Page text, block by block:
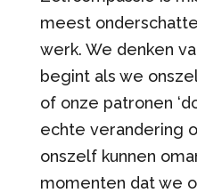
meest
werk. We denken
begint als we
of onze patronen
echte verandering
onszelf kunnen
momenten dat we